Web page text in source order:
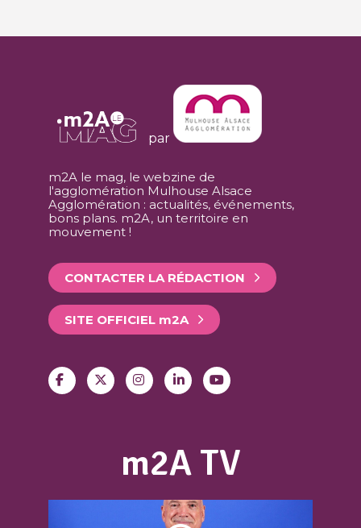
par
m2A le mag, le webzine de
l'agglomération Mulhouse Alsace
Agglomération : actualités, événements,
bons plans. m2A, un territoire en
mouvement !
CONTACTER LA RÉDACTION
SITE OFFICIEL m2A
m2A TV